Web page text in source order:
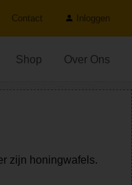
Contact Inloggen
Shop Over Ons
zijn honingwafels.